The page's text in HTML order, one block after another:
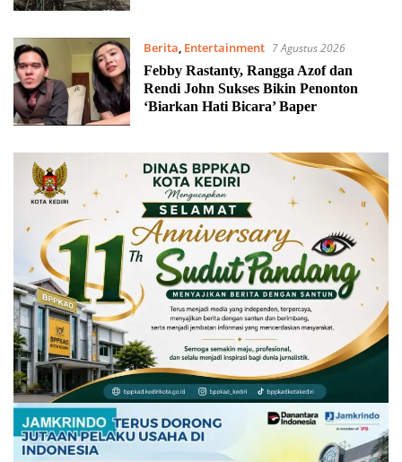
Berita Entertainment 7 Agustus 2026
Febby Rastanty, Rangga Azof dan
Rendi John Sukses Bikin Penonton
‘Biarkan Hati Bicara’ Baper